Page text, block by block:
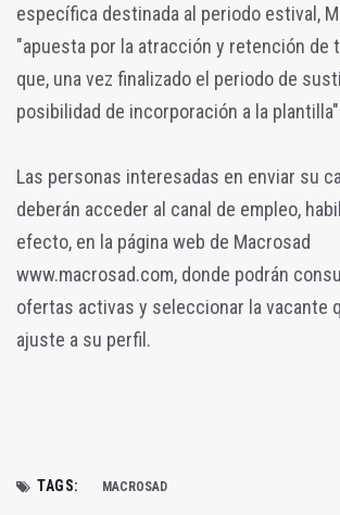
específica destinada al periodo estival,
"apuesta por la atracción y retención de
que, una vez finalizado el periodo de
posibilidad de incorporación a la
Las personas interesadas en enviar su
deberán acceder al canal de empleo,
efecto, en la página web de Macrosad
www.macrosad.com, donde podrán
ofertas activas y seleccionar la vacante
ajuste a su perfil.
TAGS: MACROSAD